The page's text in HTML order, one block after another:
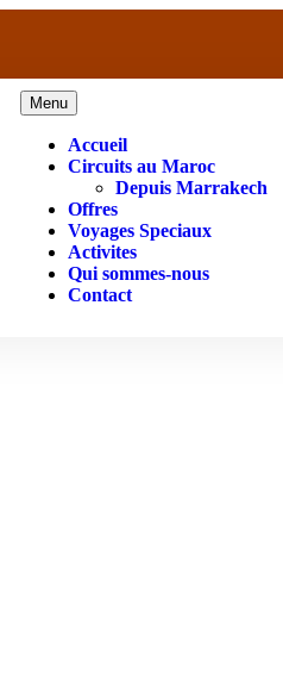
Menu
Accueil
Circuits au Maroc
Depuis Marrakech
Offres
Voyages Speciaux
Activites
Qui sommes-nous
Contact